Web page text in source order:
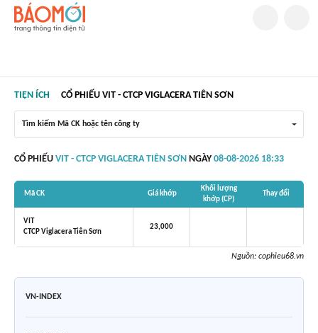
TIỆN ÍCH CỔ PHIẾU VIT - CTCP VIGLACERA TIÊN SƠN
Tìm kiếm Mã CK hoặc tên công ty
CỔ PHIẾU VIT - CTCP VIGLACERA TIÊN SƠN NGÀY 08-08-2026 18:33
Mã CK Giá khớp
Khối lượng
khớp (CP)
Thay đổi
VIT
CTCP Viglacera Tiên Sơn
23,000
Nguồn: cophieu68.vn
VN-INDEX